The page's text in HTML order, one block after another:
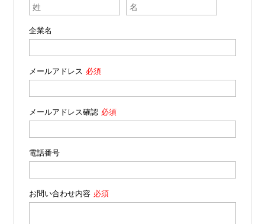
企業名
メールアドレス
メールアドレス確認
電話番号
お問い合わせ内容